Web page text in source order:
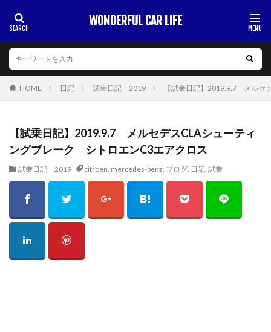
WONDERFUL CAR LIFE
HOME 日記 試乗日記 2019 【試乗日記】2019.9.7 メルセ
【試乗日記】2019.9.7 メルセデスCLAシューティ
ングブレーク シトロエンC3エアクロス
試乗日記 2019 citroen, mercedes-benz, ブログ, 日記, 試乗